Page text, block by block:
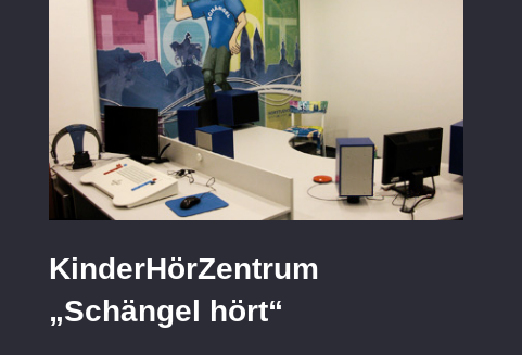
KinderHörZentrum
„Schängel hört“